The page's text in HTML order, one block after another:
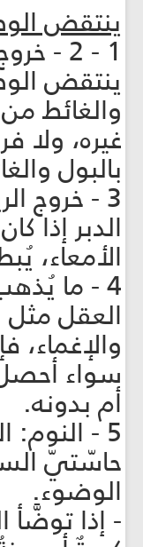
ينتقض
1 - 2 -
ينتقض
والغائط
غيره،
بالبول
3 - خروج
الدبر إذا
الأمعاء،
4 - ما
العقل مثل
سواء
أم بدونه.
5 -
حاسّتيّ
الوضوء.
- إذا